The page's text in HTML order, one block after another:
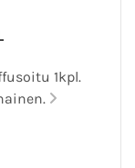
1kpl.